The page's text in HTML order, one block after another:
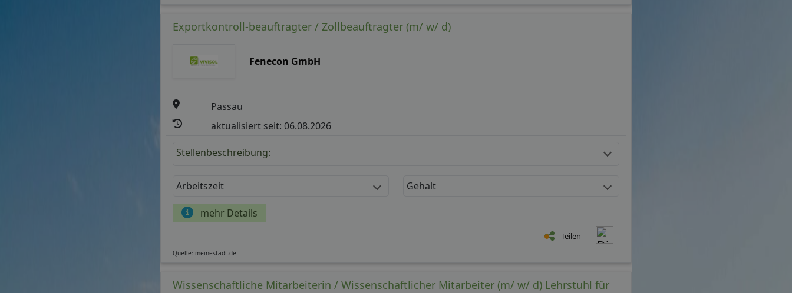
Exportkontroll-beauftragter / Zollbeauftragter (m/ w/ d)
Fenecon GmbH
Passau
aktualisiert seit: 06.08.2026
Stellenbeschreibung:
Arbeitszeit Gehalt
mehr Details
Teilen
Quelle: meinestadt.de
Wissenschaftliche Mitarbeiterin / Wissenschaftlicher Mitarbeiter (m/ w/ d) Lehrstuhl für